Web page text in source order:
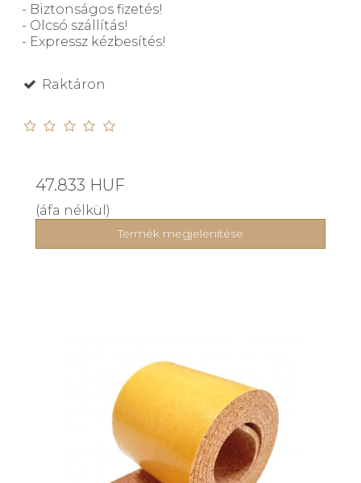
- Biztonságos fizetés!
- Olcsó szállítás!
- Expressz kézbesítés!
Raktáron
47.833 HUF
(áfa nélkül)
Termék megjelenítése